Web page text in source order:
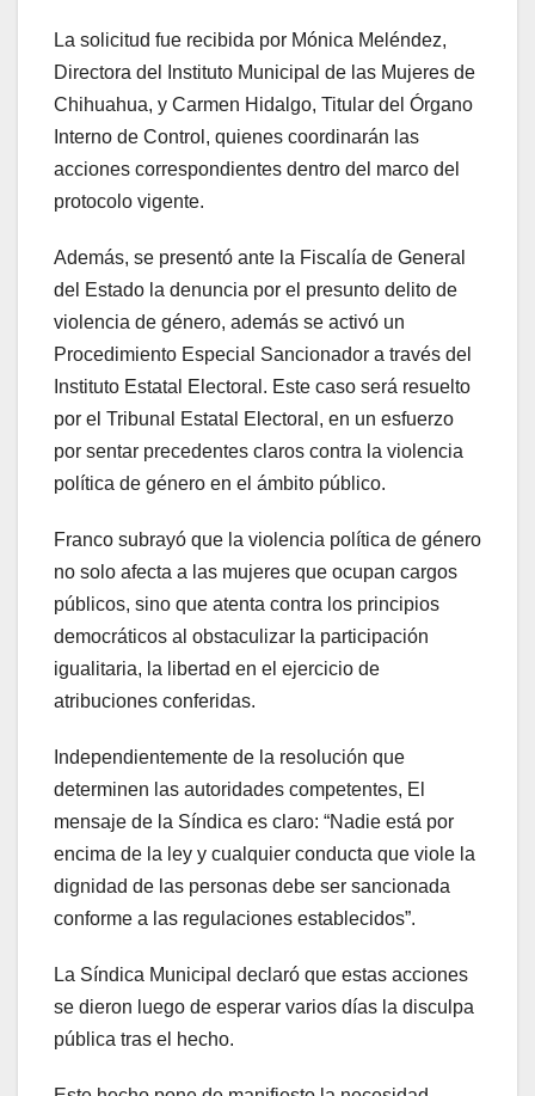
La solicitud fue recibida por Mónica Meléndez,
Directora del Instituto Municipal de las Mujeres de
Chihuahua, y Carmen Hidalgo, Titular del Órgano
Interno de Control, quienes coordinarán las
acciones correspondientes dentro del marco del
protocolo vigente.
Además, se presentó ante la Fiscalía de General
del Estado la denuncia por el presunto delito de
violencia de género, además se activó un
Procedimiento Especial Sancionador a través del
Instituto Estatal Electoral. Este caso será resuelto
por el Tribunal Estatal Electoral, en un esfuerzo
por sentar precedentes claros contra la violencia
política de género en el ámbito público.
Franco subrayó que la violencia política de género
no solo afecta a las mujeres que ocupan cargos
públicos, sino que atenta contra los principios
democráticos al obstaculizar la participación
igualitaria, la libertad en el ejercicio de
atribuciones conferidas.
Independientemente de la resolución que
determinen las autoridades competentes, El
mensaje de la Síndica es claro: “Nadie está por
encima de la ley y cualquier conducta que viole la
dignidad de las personas debe ser sancionada
conforme a las regulaciones establecidos”.
La Síndica Municipal declaró que estas acciones
se dieron luego de esperar varios días la disculpa
pública tras el hecho.